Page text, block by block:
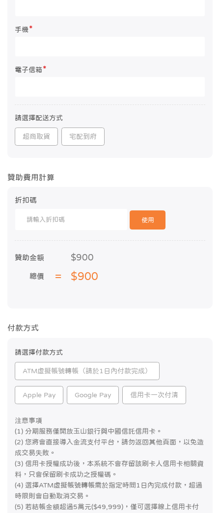
手機*
電子信箱 *
請選擇配送方式
超商取貨 宅配到府
贊助費用計算
折扣碼
使用
贊助金額 $900
總價 $900
付款方式
請選擇付款方式
ATM虛擬帳號轉帳（請於1日內付款完成）
Apple Pay Google Pay 信用卡一次付清
注意事項
(1) 分期服務僅開放玉山銀行與中國信託信用卡。
(2) 您將會直接導入金流支付平台，請勿返回其他頁面，以免造
成交易失敗。
(3) 信用卡授權成功後，本系統不會存留該刷卡人信用卡相關資
料，只會保留刷卡成功之授權碼。
(4) 選擇ATM虛擬帳號轉帳需於指定時間1日內完成付款，超過
時限則會自動取消交易。
(5) 若結帳金額超過5萬元($49,999)，僅可選擇線上信用卡付